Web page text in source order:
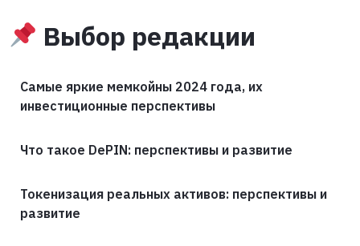
Выбор редакции
Самые яркие мемкойны 2024 года, их
инвестиционные перспективы
Что такое DePIN: перспективы и развитие
Токенизация реальных активов: перспективы и
развитие